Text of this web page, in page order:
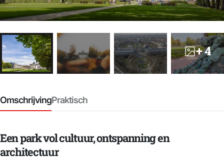
+ 4
OmschrijvingPraktisch
Een park vol cultuur, ontspanning en
architectuur